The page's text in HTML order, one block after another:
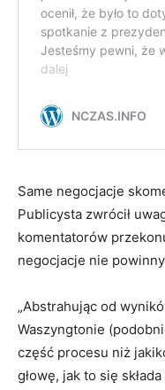
Same negocjacje
Publicysta zwrócił
komentatorów
negocjacje nie
„Abstrahując od
Waszyngtonie
część procesu niż
głowę, jak to się